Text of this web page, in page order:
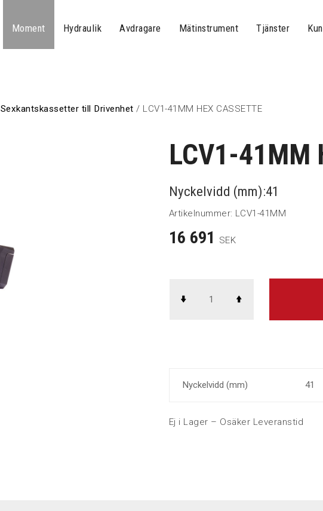
Moment Hydraulik Avdragare Mätinstrument Tjänster
Sexkantskassetter till Drivenhet / LCV1-41MM HEX CASSETTE
LCV1-41MM
Nyckelvidd (mm):41
Artikelnummer: LCV1-41MM
16 691 SEK
Nyckelvidd (mm) 41
Ej i Lager – Osäker Leveranstid